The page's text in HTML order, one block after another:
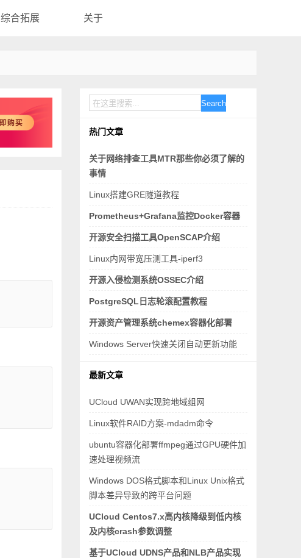
综合拓展 关于
Search
热门文章
关于网络排查工具MTR那些你必须了解的
事情
Linux搭建GRE隧道教程
Prometheus+Grafana监控Docker容器
开源安全扫描工具OpenSCAP介绍
Linux内网带宽压测工具-iperf3
开源入侵检测系统OSSEC介绍
PostgreSQL日志轮滚配置教程
开源资产管理系统chemex容器化部署
Windows Server快速关闭自动更新功能
最新文章
UCloud UWAN实现跨地域组网
Linux软件RAID方案-mdadm命令
ubuntu容器化部署ffmpeg通过GPU硬件加
速处理视频流
Windows DOS格式脚本和Linux Unix格式
脚本差异导致的跨平台问题
UCloud Centos7.x高内核降级到低内核
及内核crash参数调整
基于UCloud UDNS产品和NLB产品实现